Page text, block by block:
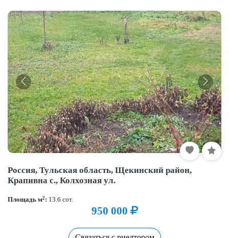
Россия, Тульская область, Щекинский район,
Крапивна с., Колхозная ул.
Площадь м2 : 13.6 сот.
950 000